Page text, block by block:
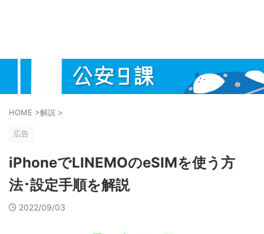
HOME >解説 >
広告
iPhoneでLINEMOのeSIMを使う方
法･設定手順を解説
2022/09/03